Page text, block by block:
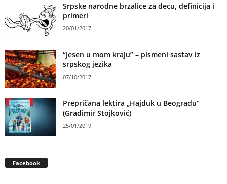
Srpske narodne brzalice za decu, definicija i
primeri
20/01/2017
“Jesen u mom kraju” – pismeni sastav iz
srpskog jezika
07/10/2017
Prepričana lektira „Hajduk u Beogradu“
(Gradimir Stojković)
25/01/2019
Facebook